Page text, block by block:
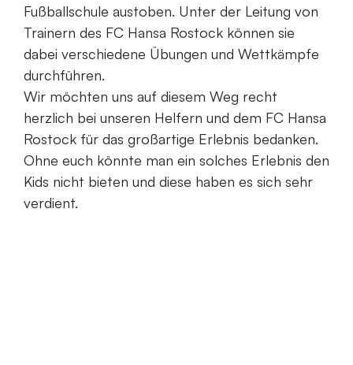
Fußballschule austoben. Unter der Leitung von
Trainern des FC Hansa Rostock können sie
dabei verschiedene Übungen und Wettkämpfe
durchführen.
Wir möchten uns auf diesem Weg recht
herzlich bei unseren Helfern und dem FC Hansa
Rostock für das großartige Erlebnis bedanken.
Ohne euch könnte man ein solches Erlebnis den
Kids nicht bieten und diese haben es sich sehr
verdient.